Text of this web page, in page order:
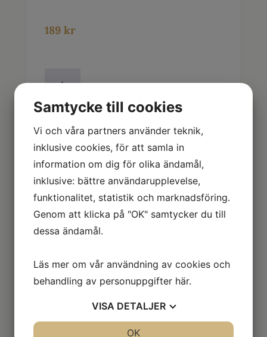
189 kr
oblat
5-
7
bitar
LÄGG I VARUKORG
Näringsvärden
Näringsvärde per 100g:
Energi:
Fett:
17.1
g
varav
9.7 g
Kolhydrater: 34.9 g
varav
25.2
Samtycke till cookies
Vi och våra partners använder teknik,
inklusive cookies, för att samla in
information om dig för olika ändamål,
inklusive: bättre användarupplevelse,
funktionalitet, statistik och marknadsföring.
Genom att klicka på "OK" samtycker du till
dessa ändamål.
Läs mer om vår användning av cookies och
behandling av personuppgifter här.
VISA DETALJER
OK